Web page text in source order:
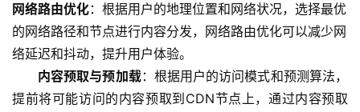
网络路由优化：根据用户的地理位置和网络状况，选择最优
的网络路径和节点进行内容分发，网络路由优化可以减少网
络延迟和抖动，提升用户体验。
内容预取与预加载：根据用户的访问模式和预测算法，
提前将可能访问的内容预取到CDN节点上，通过内容预取